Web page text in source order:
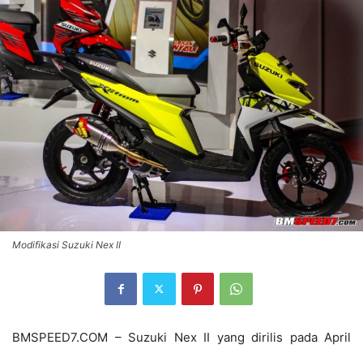
Modifikasi Suzuki Nex II
BMSPEED7.COM – Suzuki Nex II yang dirilis pada April